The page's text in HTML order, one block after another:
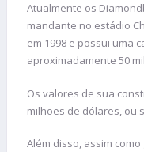
Atualmente os
mandante no estádio
em 1998 e possui uma
aproximadamente 50
Os valores de sua
milhões de dólares, ou
Além disso, assim